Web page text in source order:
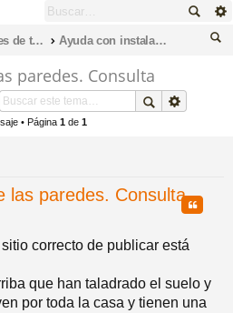
fic
se
eg
e
Instalaciones de televisión, datos, fibra óptica, porteros, cctv e intrusión.
Ayuda con instalaciones de seguridad. CCTV e instrusión
paredes. Consulta
• Página 1 de 1
las paredes. ConsultaCitar
correcto de publicar está
que han taladrado el suelo y
por toda la casa y tienen una